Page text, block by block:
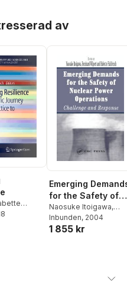
av
Emerging
for the Safety of
Nuclear Power
Operations
Naosuke Itoigawa,
Babette Fahlbruch
Bernhard Wilpert
Inbunden, 2004
1 855 kr